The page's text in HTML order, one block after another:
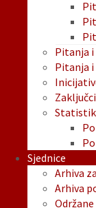
Pitanja
Pitanja
Sjednice
Arhiva
Arhiva